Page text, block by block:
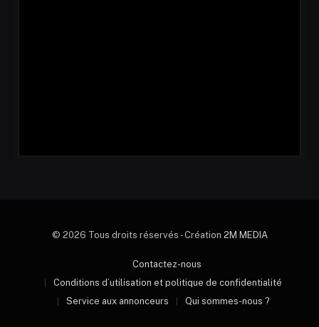
© 2026 Tous droits réservés - Création 2M MEDIA
Contactez-nous
Conditions d’utilisation et politique de confidentialité
Service aux annonceurs
Qui sommes-nous ?